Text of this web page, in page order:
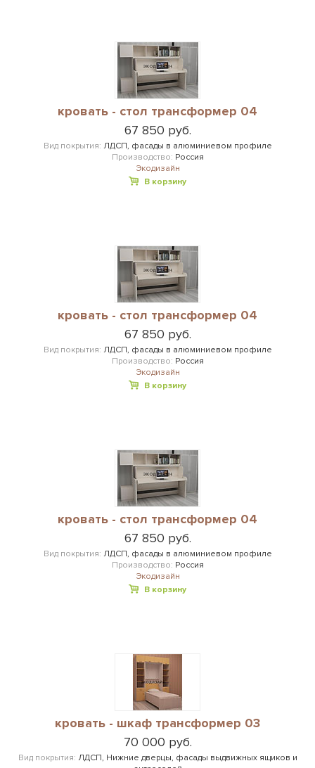
кровать - стол трансформер 04
67 850 руб.
Вид покрытия: ЛДСП, фасады в алюминиевом профиле
Производство: Россия
Экодизайн
В корзину
кровать - стол трансформер 04
67 850 руб.
Вид покрытия: ЛДСП, фасады в алюминиевом профиле
Производство: Россия
Экодизайн
В корзину
кровать - стол трансформер 04
67 850 руб.
Вид покрытия: ЛДСП, фасады в алюминиевом профиле
Производство: Россия
Экодизайн
В корзину
кровать - шкаф трансформер 03
70 000 руб.
Вид покрытия: ЛДСП, Нижние дверцы, фасады выдвижных ящиков и